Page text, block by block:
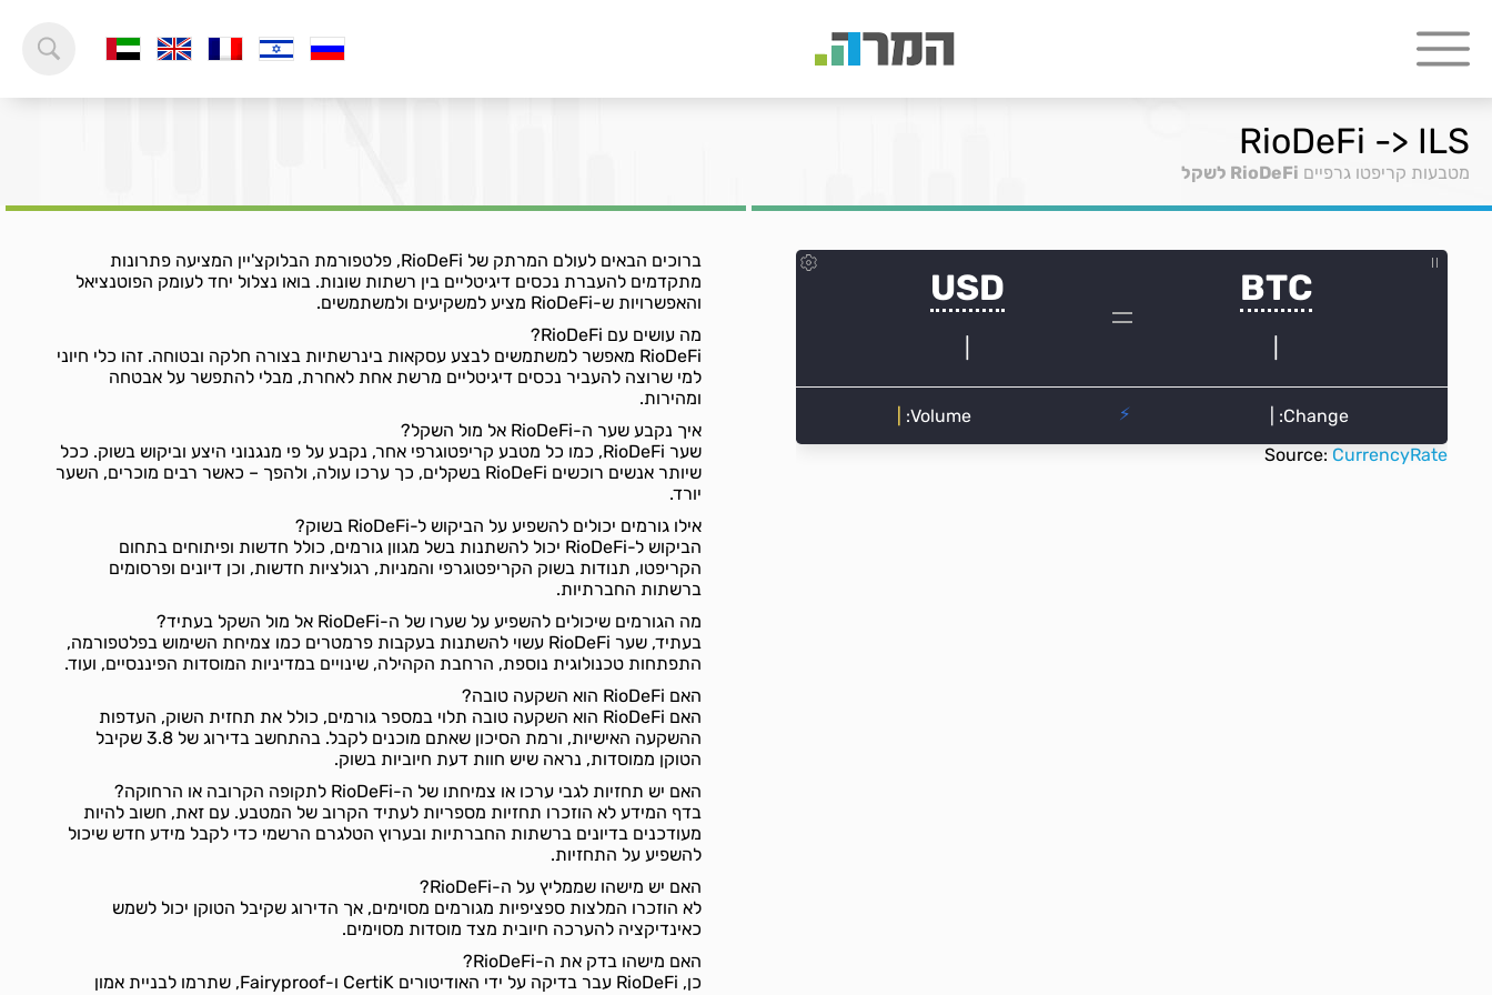
RioDeFi -> ILS
מטבעות קריפטו גרפיים RioDeFi לשקל
Source: CurrencyRate
ברוכים הבאים לעולם המרתק של RioDeFi, פלטפורמת הבלוקצ'יין המציעה פתרונות
מתקדמים להעברת נכסים דיגיטליים בין רשתות שונות. בואו נצלול יחד לעומק הפוטנציאל
והאפשרויות ש-RioDeFi מציע למשקיעים ולמשתמשים.
מה עושים עם RioDeFi?
RioDeFi מאפשר למשתמשים לבצע עסקאות בינרשתיות בצורה חלקה ובטוחה. זהו כלי חיוני
למי שרוצה להעביר נכסים דיגיטליים מרשת אחת לאחרת, מבלי להתפשר על אבטחה
ומהירות.
איך נקבע שער ה-RioDeFi אל מול השקל?
שער RioDeFi, כמו כל מטבע קריפטוגרפי אחר, נקבע על פי מנגנוני היצע וביקוש בשוק. ככל
שיותר אנשים רוכשים RioDeFi בשקלים, כך ערכו עולה, ולהפך – כאשר רבים מוכרים, השער
יורד.
אילו גורמים יכולים להשפיע על הביקוש ל-RioDeFi בשוק?
הביקוש ל-RioDeFi יכול להשתנות בשל מגוון גורמים, כולל חדשות ופיתוחים בתחום
הקריפטו, תנודות בשוק הקריפטוגרפי והמניות, רגולציות חדשות, וכן דיונים ופרסומים
ברשתות החברתיות.
מה הגורמים שיכולים להשפיע על שערו של ה-RioDeFi אל מול השקל בעתיד?
בעתיד, שער RioDeFi עשוי להשתנות בעקבות פרמטרים כמו צמיחת השימוש בפלטפורמה,
התפתחות טכנולוגית נוספת, הרחבת הקהילה, שינויים במדיניות המוסדות הפיננסיים, ועוד.
האם RioDeFi הוא השקעה טובה?
האם RioDeFi הוא השקעה טובה תלוי במספר גורמים, כולל את תחזית השוק, העדפות
ההשקעה האישיות, ורמת הסיכון שאתם מוכנים לקבל. בהתחשב בדירוג של 3.8 שקיבל
הטוקן ממוסדות, נראה שיש חוות דעת חיוביות בשוק.
האם יש תחזיות לגבי ערכו או צמיחתו של ה-RioDeFi לתקופה הקרובה או הרחוקה?
בדף המידע לא הוזכרו תחזיות מספריות לעתיד הקרוב של המטבע. עם זאת, חשוב להיות
מעודכנים בדיונים ברשתות החברתיות ובערוץ הטלגרם הרשמי כדי לקבל מידע חדש שיכול
להשפיע על התחזיות.
האם יש מישהו שממליץ על ה-RioDeFi?
לא הוזכרו המלצות ספציפיות מגורמים מסוימים, אך הדירוג שקיבל הטוקן יכול לשמש
כאינדיקציה להערכה חיובית מצד מוסדות מסוימים.
האם מישהו בדק את ה-RioDeFi?
כן, RioDeFi עבר בדיקה על ידי האודיטורים CertiK ו-Fairyproof, שתרמו לבניית אמון